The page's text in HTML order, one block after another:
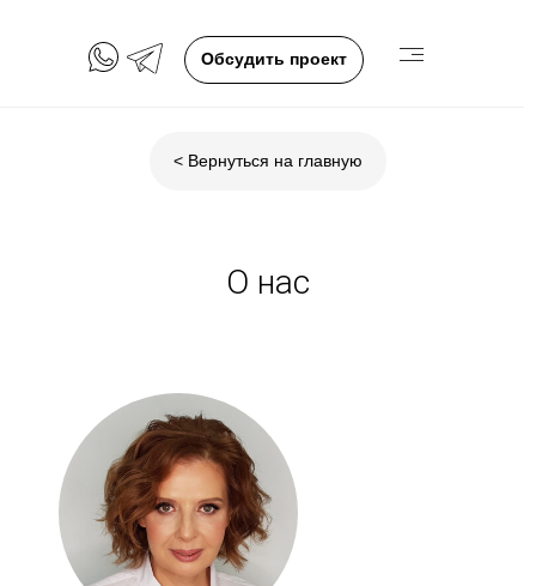
Обсудить проект
< Вернуться на главную
О нас